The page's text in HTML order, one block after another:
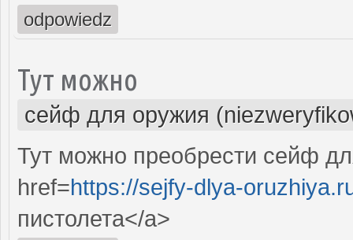
odpowiedz
Тут можно
сейф для оружия
Тут можно преобрести сейф
href=https://sejfy-dlya-
пистолета</a>